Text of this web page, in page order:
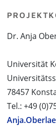
Dr. Anja
Universität
78457
Tel.: +49